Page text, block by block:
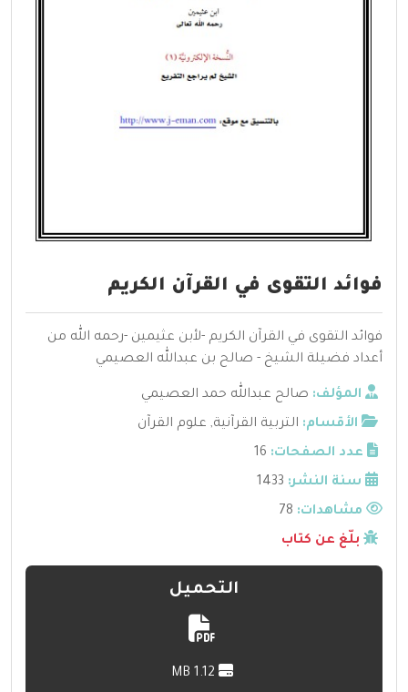
فوائد التقوى في القرآن الكريم
فوائد التقوى في القرآن الكريم -لأبن عثيمين -رحمه الله من
أعداد فضيلة الشيخ - صالح بن عبدالله العصيمي
المؤلف: صالح عبدالله حمد العصيمي
الأقسام: التربية القرآنية, علوم القرآن
عدد الصفحات: 16
سنة النشر: 1433
مشاهدات:
بلّغ عن كتاب
التحميل